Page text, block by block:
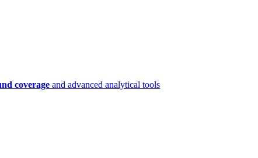
coverage and advanced analytical tools